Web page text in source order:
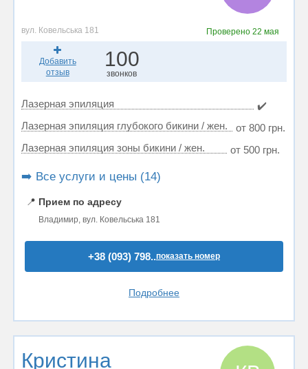
вул. Ковельська 181 Проверено 22 мая
Добавить
отзыв
100
звонков
Лазерная эпиляция
✔️
Лазерная эпиляция глубокого бикини / жен.
от 800 грн.
Лазерная эпиляция зоны бикини / жен.
от 500 грн.
➡️ Все услуги и цены (14)
📍 Прием по адресу
Владимир, вул. Ковельська 181
+38 (093) 798..показать номер
Подробнее
Кристина